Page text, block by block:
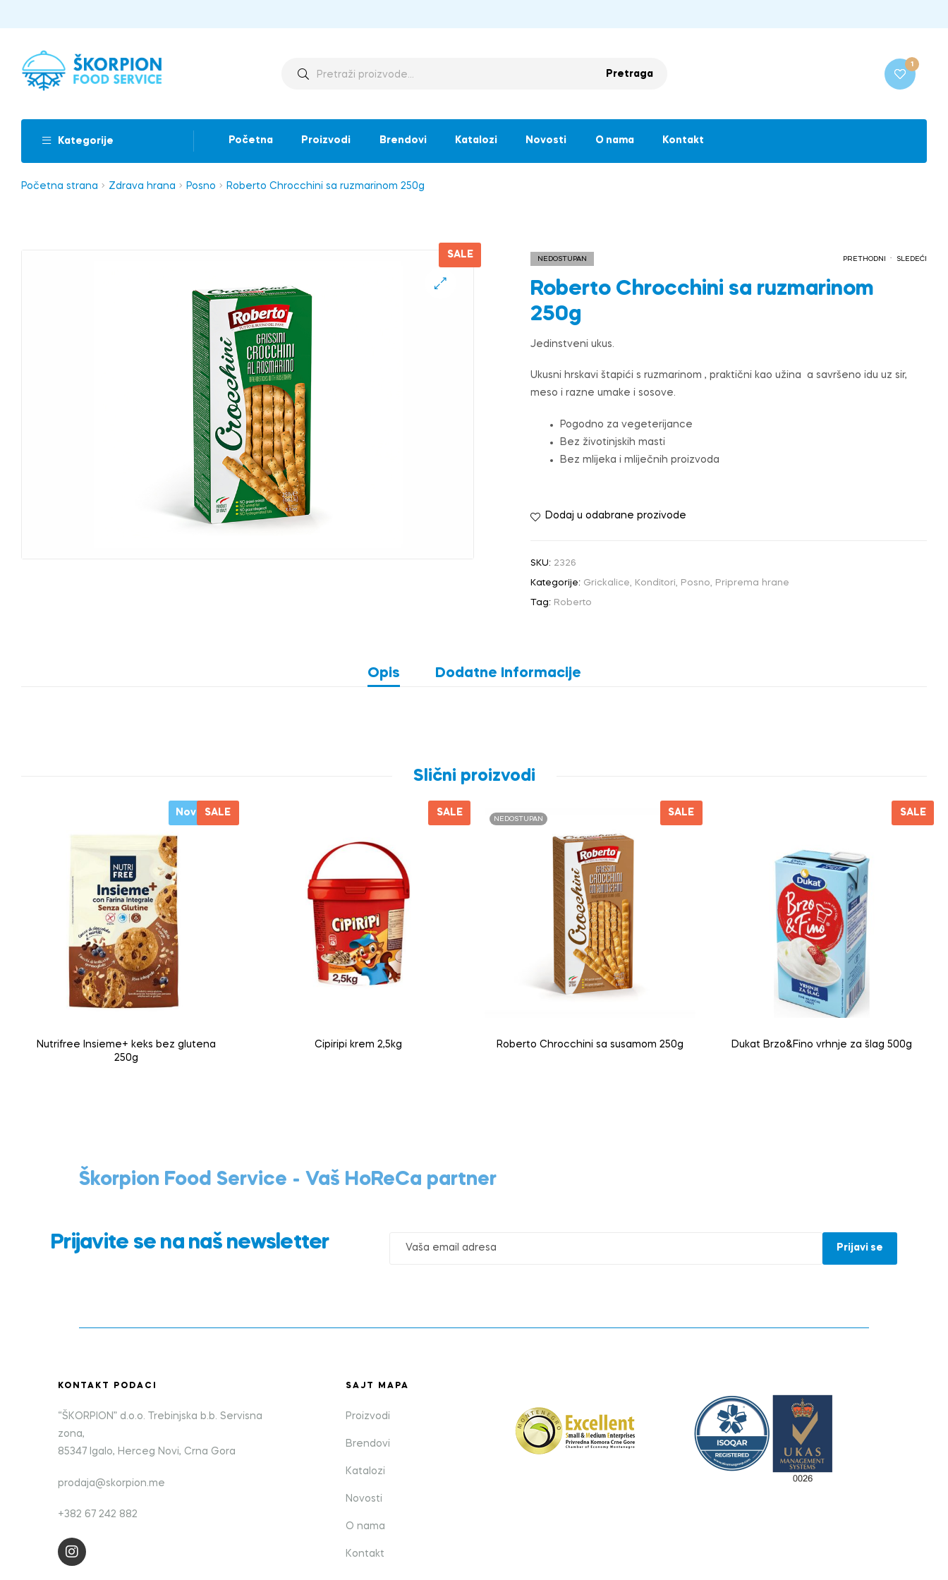
Pretraga
1
Kategorije Početna Proizvodi Brendovi Katalozi Novosti O nama Kontakt
Početna strana Zdrava hrana Posno Roberto Chrocchini sa ruzmarinom 250g
SALE PRETHODNI SLEDEĆI
NEDOSTUPAN
Roberto Chrocchini sa ruzmarinom
250g
Jedinstveni ukus.
Ukusni hrskavi štapići s ruzmarinom , praktični kao užina a savršeno idu uz sir,
meso i razne umake i sosove.
Pogodno za vegeterijance
Bez životinjskih masti
Bez mlijeka i mliječnih proizvoda
Dodaj u odabrane prozivode
SKU: 2326
Kategorije: Grickalice, Konditori, Posno, Priprema hrane
Tag: Roberto
Opis Dodatne Informacije
Slični proizvodi
Novo SALE
Nutrifree Insieme+ keks bez glutena
250g
SALE
Cipiripi krem 2,5kg
NEDOSTUPAN
SALE
Roberto Chrocchini sa susamom 250g
SALE
Dukat Brzo&Fino vrhnje za šlag 500g
Škorpion Food Service - Vaš HoReCa partner
Prijavite se na naš newsletter
KONTAKT PODACI
“ŠKORPION” d.o.o. Trebinjska b.b. Servisna
zona,
85347 Igalo, Herceg Novi, Crna Gora
prodaja@skorpion.me
+382 67 242 882
SAJT MAPA
Proizvodi
Brendovi
Katalozi
Novosti
O nama
Kontakt